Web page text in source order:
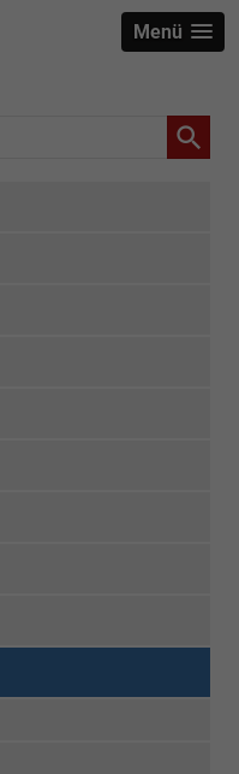
Menü